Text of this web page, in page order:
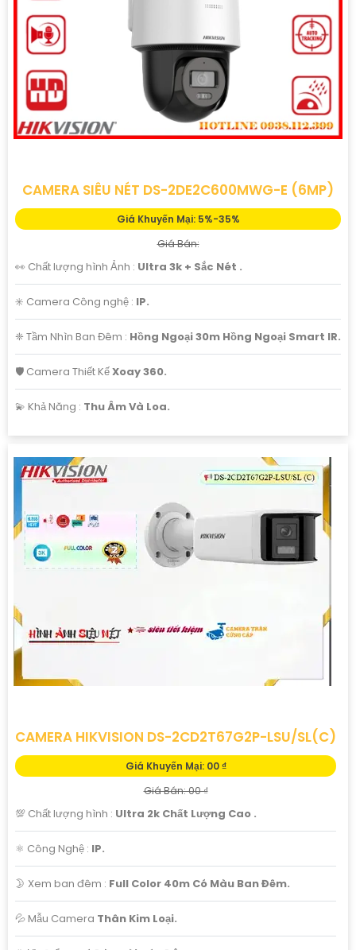
CAMERA SIÊU NÉT DS-2DE2C600MWG-E (6MP)
Giá Khuyến Mại: 5%-35%
Giá Bán:
👀 Chất lượng hình Ảnh : Ultra 3k + Sắc Nét .
✳️ Camera Công nghệ : IP.
❈ Tầm Nhìn Ban Đêm : Hồng Ngoại 30m Hồng Ngoại Smart IR.
🛡 Camera Thiết KếXoay 360.
️💫 Khả Năng : Thu Âm Và Loa.
CAMERA HIKVISION DS-2CD2T67G2P-LSU/SL(C)
Giá Khuyến Mại: 00 ₫
Giá Bán: 00 ₫
💯 Chất lượng hình : Ultra 2k Chất Lượng Cao .
⚛️ Công Nghệ : IP.
🌛 Xem ban đêm : Full Color 40m Có Màu Ban Đêm.
💦 Mẫu Camera Thân Kim Loại.